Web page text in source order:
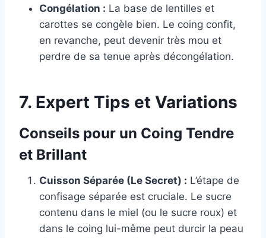
Congélation : La base de lentilles et
carottes se congèle bien. Le coing confit,
en revanche, peut devenir très mou et
perdre de sa tenue après décongélation.
7. Expert Tips et Variations
Conseils pour un Coing Tendre
et Brillant
Cuisson Séparée (Le Secret) : L’étape de
confisage séparée est cruciale. Le sucre
contenu dans le miel (ou le sucre roux) et
dans le coing lui-même peut durcir la peau